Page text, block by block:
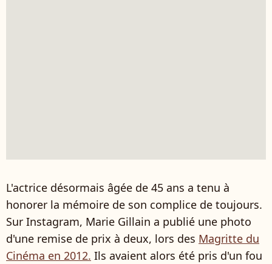
L'actrice désormais âgée de 45 ans a tenu à
honorer la mémoire de son complice de toujours.
Sur Instagram, Marie Gillain a publié une photo
d'une remise de prix à deux, lors des Magritte du
Cinéma en 2012. Ils avaient alors été pris d'un fou